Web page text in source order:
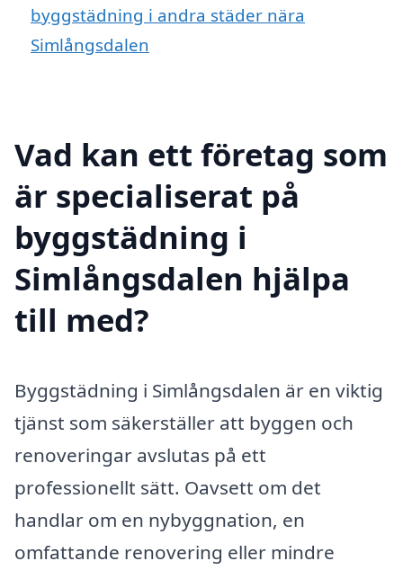
byggstädning i andra städer nära
Simlångsdalen
Vad kan ett företag som
är specialiserat på
byggstädning i
Simlångsdalen hjälpa
till med?
Byggstädning i Simlångsdalen är en viktig
tjänst som säkerställer att byggen och
renoveringar avslutas på ett
professionellt sätt. Oavsett om det
handlar om en nybyggnation, en
omfattande renovering eller mindre